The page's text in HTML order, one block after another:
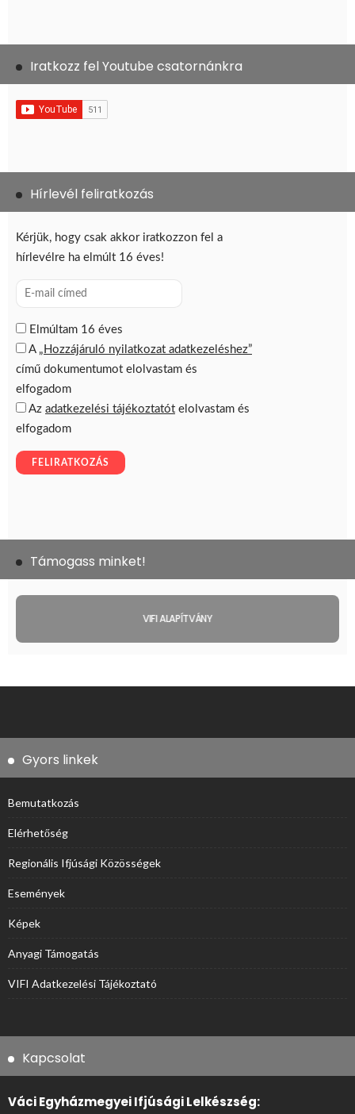
Iratkozz fel Youtube csatornánkra
Hírlevél feliratkozás
Támogass minket!
VIFI ALAPÍTVÁNY
Gyors linkek
Bemutatkozás
Elérhetőség
Regionális Ifjúsági Közösségek
Események
Képek
Anyagi Támogatás
VIFI Adatkezelési Tájékoztató
Kapcsolat
Váci Egyházmegyei Ifjúsági Lelkészség: